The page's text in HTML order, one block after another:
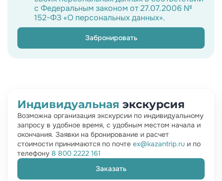
с Федеральным законом от 27.07.2006 №
152-ФЗ «О персональных данных».
Забронировать
Индивидуальная экскурсия
Возможна организация экскурсии по индивидуальному
запросу в удобное время, с удобным местом начала и
окончания. Заявки на бронирование и расчет
стоимости принимаются по почте ex@kazantrip.ru и по
телефону 8 800 2222 161
Заказать